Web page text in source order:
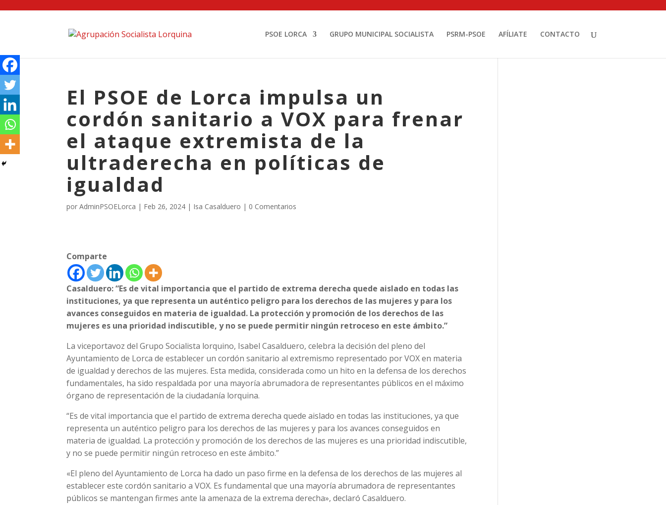
PSOE LORCA GRUPO MUNICIPAL SOCIALISTA PSRM-PSOE AFÍLIATE CONTACTO
El PSOE de Lorca impulsa un
cordón sanitario a VOX para frenar
el ataque extremista de la
ultraderecha en políticas de
igualdad
porAdminPSOELorca | Feb 26, 2024 | Isa Casalduero | 0 Comentarios
Comparte
Casalduero: “Es de vital importancia que el partido de extrema derecha quede aislado en todas las
instituciones, ya que representa un auténtico peligro para los derechos de las mujeres y para los
avances conseguidos en materia de igualdad. La protección y promoción de los derechos de las
mujeres es una prioridad indiscutible, y no se puede permitir ningún retroceso en este ámbito.”
La viceportavoz del Grupo Socialista lorquino, Isabel Casalduero, celebra la decisión del pleno del
Ayuntamiento de Lorca de establecer un cordón sanitario al extremismo representado por VOX en materia
de igualdad y derechos de las mujeres. Esta medida, considerada como un hito en la defensa de los derechos
fundamentales, ha sido respaldada por una mayoría abrumadora de representantes públicos en el máximo
órgano de representación de la ciudadanía lorquina.
“Es de vital importancia que el partido de extrema derecha quede aislado en todas las instituciones, ya que
representa un auténtico peligro para los derechos de las mujeres y para los avances conseguidos en
materia de igualdad. La protección y promoción de los derechos de las mujeres es una prioridad indiscutible,
y no se puede permitir ningún retroceso en este ámbito.”
«El pleno del Ayuntamiento de Lorca ha dado un paso firme en la defensa de los derechos de las mujeres al
establecer este cordón sanitario a VOX. Es fundamental que una mayoría abrumadora de representantes
públicos se mantengan firmes ante la amenaza de la extrema derecha», declaró Casalduero.